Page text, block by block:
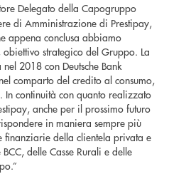
Delegato della Capogruppo
di Amministrazione di Prestipay,
appena conclusa abbiamo
strategico del Gruppo. La
2018 con Deutsche Bank
comparto del credito al consumo,
continuità con quanto realizzato
anche per il prossimo futuro
in maniera sempre più
finanziarie della clientela privata e
delle Casse Rurali e delle